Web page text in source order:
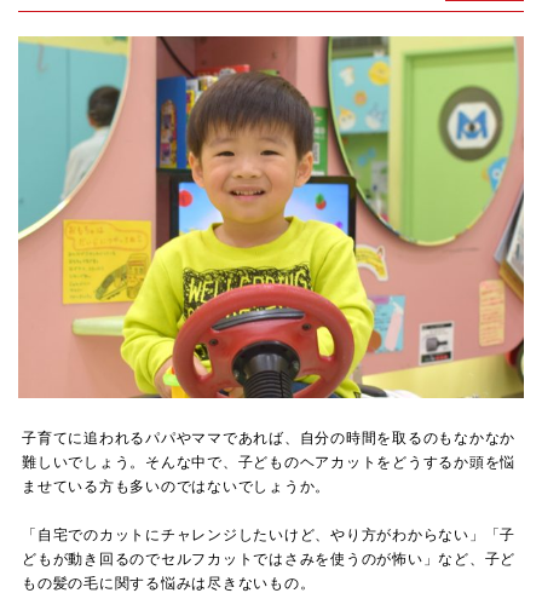
子育てに追われるパパやママであれば、自分の時間を取るのもなかなか
難しいでしょう。そんな中で、子どものヘアカットをどうするか頭を悩
ませている方も多いのではないでしょうか。
「自宅でのカットにチャレンジしたいけど、やり方がわからない」「子
どもが動き回るのでセルフカットではさみを使うのが怖い」など、子ど
もの髪の毛に関する悩みは尽きないもの。